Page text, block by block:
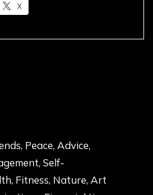
X
Peace, Advice,
Self-
Fitness, Nature, Art